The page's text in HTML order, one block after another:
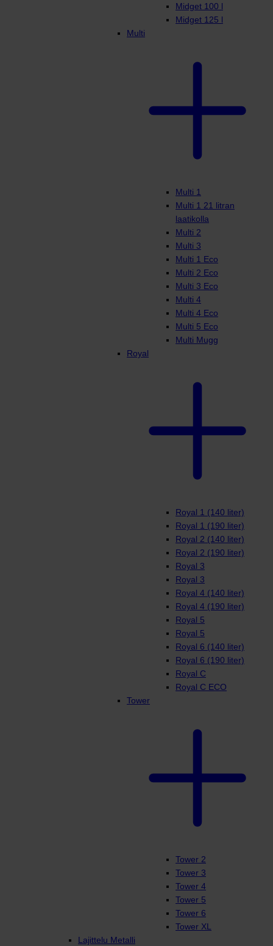
Midget 100 l
Midget 125 l
Multi
Multi 1
Multi 1 21 litran
laatikolla
Multi 2
Multi 3
Multi 1 Eco
Multi 2 Eco
Multi 3 Eco
Multi 4
Multi 4 Eco
Multi 5 Eco
Multi Mugg
Royal
Royal 1 (140 liter)
Royal 1 (190 liter)
Royal 2 (140 liter)
Royal 2 (190 liter)
Royal 3
Royal 3
Royal 4 (140 liter)
Royal 4 (190 liter)
Royal 5
Royal 5
Royal 6 (140 liter)
Royal 6 (190 liter)
Royal C
Royal C ECO
Tower
Tower 2
Tower 3
Tower 4
Tower 5
Tower 6
Tower XL
Lajittelu Metalli